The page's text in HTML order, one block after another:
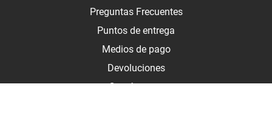
Preguntas Frecuentes
Puntos de entrega
Medios de pago
Devoluciones
Contáctanos